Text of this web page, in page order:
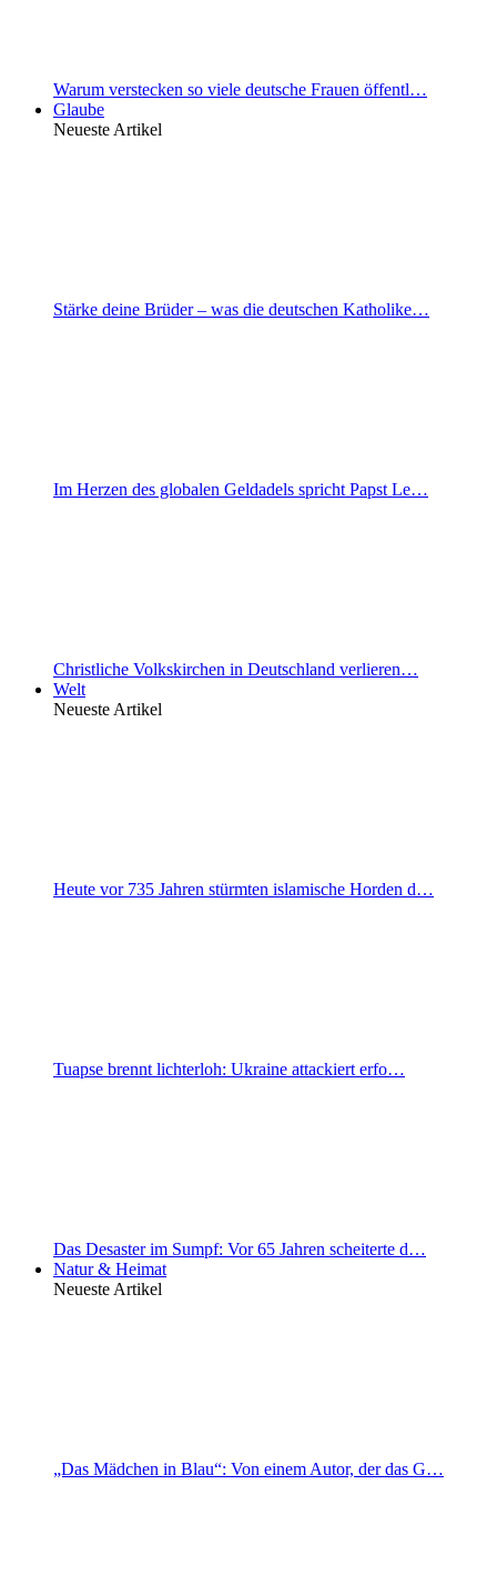
Warum verstecken so viele deutsche Frauen öffentl…
Glaube
Neueste Artikel
Stärke deine Brüder – was die deutschen Katholike…
Im Herzen des globalen Geldadels spricht Papst Le…
Christliche Volkskirchen in Deutschland verlieren…
Welt
Neueste Artikel
Heute vor 735 Jahren stürmten islamische Horden d…
Tuapse brennt lichterloh: Ukraine attackiert erfo…
Das Desaster im Sumpf: Vor 65 Jahren scheiterte d…
Natur & Heimat
Neueste Artikel
„Das Mädchen in Blau“: Von einem Autor, der das G…